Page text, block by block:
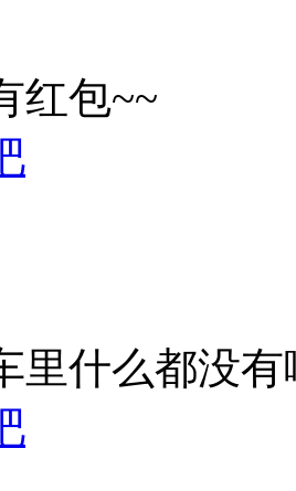
红包~~
里什么都没有